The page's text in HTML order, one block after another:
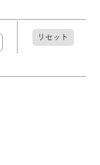
リセット